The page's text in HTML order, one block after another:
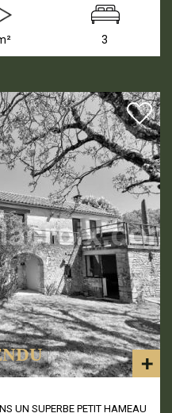
3
UN SUPERBE PETIT HAMEAU